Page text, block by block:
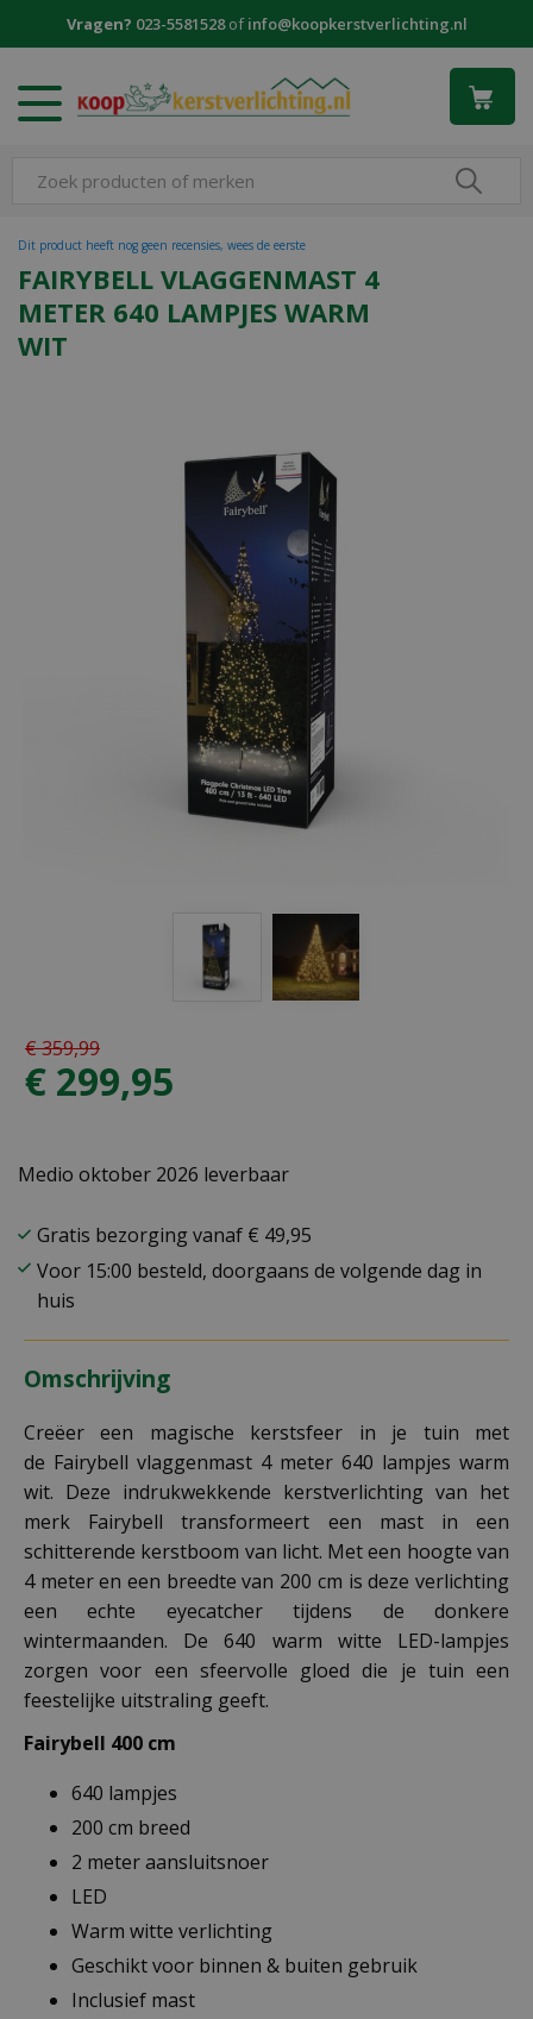
Vragen? 023-5581528ofinfo@koopkerstverlichting.nl
FAIRYBELL VLAGGENMAST 4
METER 640 LAMPJES WARM
WIT
Dit product heeft nog geen recensies, wees de eerste
€359,99
€ 299,95
Medio oktober 2026 leverbaar
Gratis bezorging vanaf € 49,95
Voor 15:00 besteld, doorgaans de volgende dag in
huis
Omschrijving
Creëer een magische kerstsfeer in je tuin met
de Fairybell vlaggenmast 4 meter 640 lampjes warm
wit. Deze indrukwekkende kerstverlichting van het
merk Fairybell transformeert een mast in een
schitterende kerstboom van licht. Met een hoogte van
4 meter en een breedte van 200 cm is deze verlichting
een echte eyecatcher tijdens de donkere
wintermaanden. De 640 warm witte LED-lampjes
zorgen voor een sfeervolle gloed die je tuin een
feestelijke uitstraling geeft.
Fairybell 400 cm
640 lampjes
200 cm breed
2 meter aansluitsnoer
LED
Warm witte verlichting
Geschikt voor binnen & buiten gebruik
Inclusief mast